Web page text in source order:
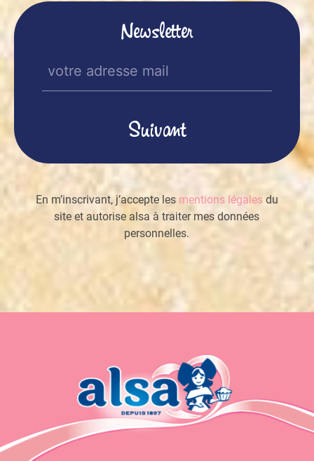
Newsletter
E-
mail
En m’inscrivant, j’accepte les mentions légalesdu
site et autorise alsa à traiter mes données
personnelles.